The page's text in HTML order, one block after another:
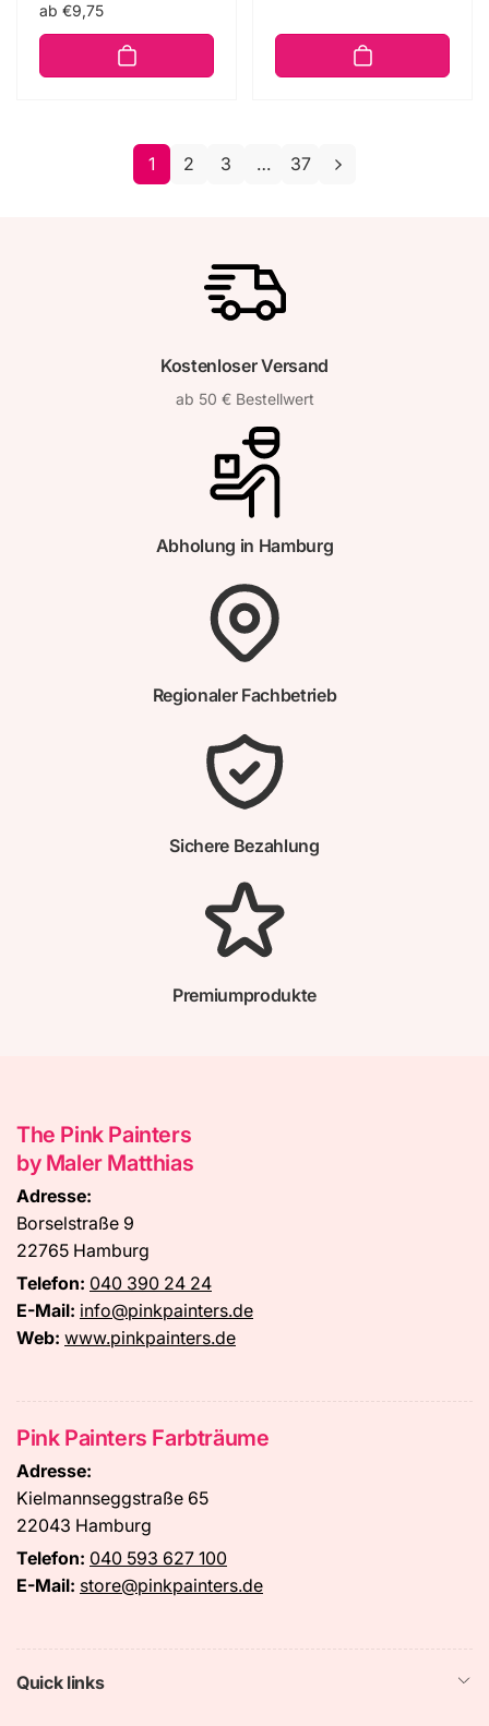
Normaler
Preis
ab €9,75
1 2 3 … 37
Kostenloser Versand
ab 50 € Bestellwert
Abholung in Hamburg
Regionaler Fachbetrieb
Sichere Bezahlung
Premiumprodukte
The Pink Painters
by Maler Matthias
Adresse:
Borselstraße 9
22765 Hamburg
Telefon: 040 390 24 24
E-Mail: info@pinkpainters.de
Web: www.pinkpainters.de
Pink Painters Farbträume
Adresse:
Kielmannseggstraße 65
22043 Hamburg
Telefon: 040 593 627 100
E-Mail: store@pinkpainters.de
Quick links